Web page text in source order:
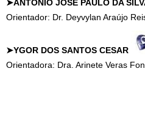
➤ANTONIO JOSÉ PAULO DA
Orientador: Dr. Deyvylan Araújo
➤YGOR DOS SANTOS CESAR
Orientadora: Dra. Arinete Veras